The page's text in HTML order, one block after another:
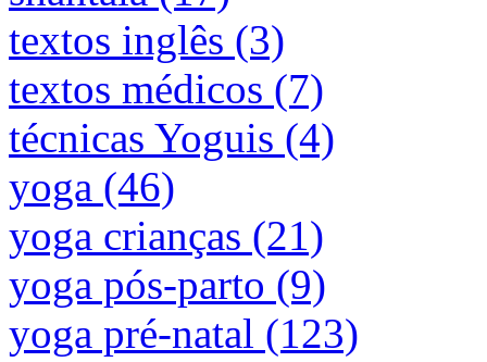
textos inglês (3)
textos médicos (7)
técnicas Yoguis (4)
yoga (46)
yoga crianças (21)
yoga pós-parto (9)
yoga pré-natal (123)